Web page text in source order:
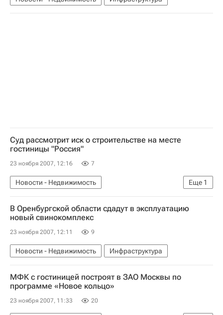
Суд рассмотрит иск о строительстве на месте
гостиницы "Россия"
23 ноября 2007, 12:16 7
Еще 1
Новости - Недвижимость
Коммерческая недвижимость
В Оренбургской области сдадут в эксплуатацию
новый свинокомплекс
23 ноября 2007, 12:11 9
Новости - Недвижимость Инфраструктура
МФК с гостиницей построят в ЗАО Москвы по
программе «Новое кольцо»
23 ноября 2007, 11:33 20